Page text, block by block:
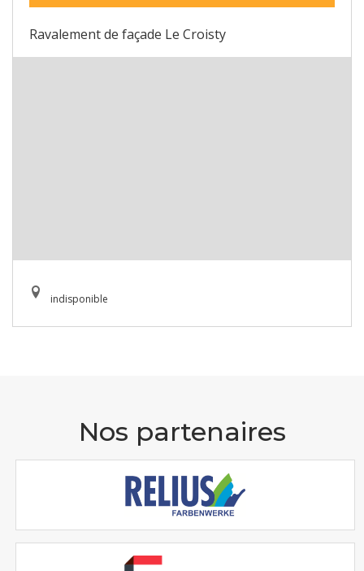
Ravalement de façade Le Croisty
indisponible
Nos partenaires